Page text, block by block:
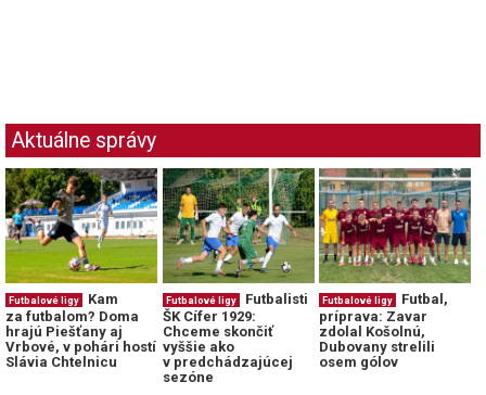
Aktuálne správy
Futbalové ligy
Kam
za futbalom? Doma
hrajú Piešťany aj
Vrbové, v pohári hostí
Slávia Chtelnicu
Futbalové ligy
Futbalisti
ŠK Cífer 1929:
Chceme skončiť
vyššie ako
v predchádzajúcej
sezóne
Futbalové ligy
Futbal,
príprava: Zavar
zdolal Košolnú,
Dubovany strelili
osem gólov